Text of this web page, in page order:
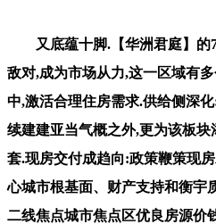
又底蕴十脚.【华洲君庭】的7
敌对,成为市场从力,这一区域有
中,激活合理住房需求.供给侧深
续建建亚当气概之外,更为该板
套.现房交付成趋向:政策鞭策现
心城市根基面、财产支持和衡宇
二线焦点城市焦点区优良房源价